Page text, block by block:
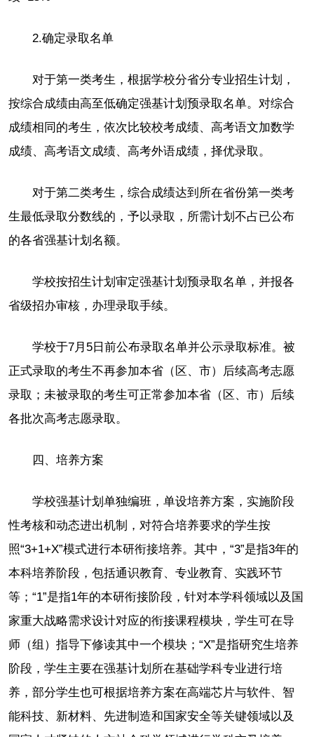
2.确定录取名单
对于第一类考生，根据学校分省分专业招生计划，
按综合成绩由高至低确定强基计划预录取名单。对综合
成绩相同的考生，依次比较校考成绩、高考语文加数学
成绩、高考语文成绩、高考外语成绩，择优录取。
对于第二类考生，综合成绩达到所在省份第一类考
生最低录取分数线的，予以录取，所需计划不占已公布
的各省强基计划名额。
学校按招生计划审定强基计划预录取名单，并报各
省级招办审核，办理录取手续。
学校于7月5日前公布录取名单并公示录取标准。被
正式录取的考生不再参加本省（区、市）后续高考志愿
录取；未被录取的考生可正常参加本省（区、市）后续
各批次高考志愿录取。
四、培养方案
学校强基计划单独编班，单设培养方案，实施阶段
性考核和动态进出机制，对符合培养要求的学生按
照“3+1+X”模式进行本研衔接培养。其中，“3”是指3年的
本科培养阶段，包括通识教育、专业教育、实践环节
等；“1”是指1年的本研衔接阶段，针对本学科领域以及国
家重大战略需求设计对应的衔接课程模块，学生可在导
师（组）指导下修读其中一个模块；“X”是指研究生培养
阶段，学生主要在强基计划所在基础学科专业进行培
养，部分学生也可根据培养方案在高端芯片与软件、智
能科技、新材料、先进制造和国家安全等关键领域以及